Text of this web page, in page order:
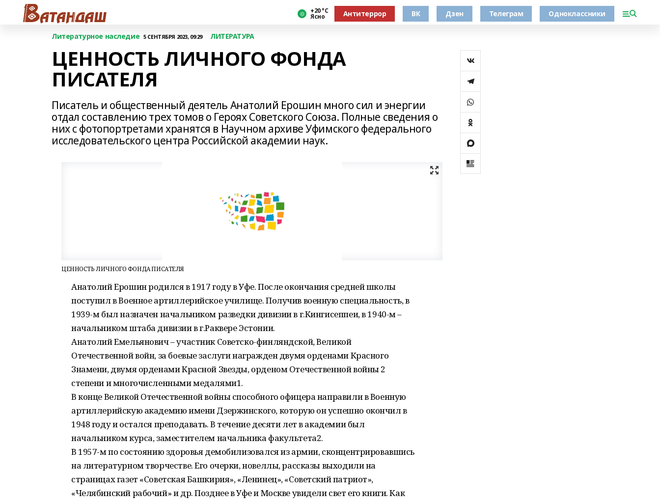
+20 °С
Ясно Антитеррор ВК Дзен Телеграм Одноклассники
Литературное наследие 5 СЕНТЯБРЯ 2023, 09:29 ЛИТЕРАТУРА
ЦЕННОСТЬ ЛИЧНОГО ФОНДА
ПИСАТЕЛЯ
Писатель и общественный деятель Анатолий Ерошин много сил и энергии
отдал составлению трех томов о Героях Советского Союза. Полные сведения о
них с фотопортретами хранятся в Научном архиве Уфимского федерального
исследовательского центра Российской академии наук.
ЦЕННОСТЬ ЛИЧНОГО ФОНДА ПИСАТЕЛЯ
Анатолий Ерошин родился в 1917 году в Уфе. После окончания средней школы
поступил в Военное артиллерийское училище. Получив военную специальность, в
1939-м был назначен начальником разведки дивизии в г.Кингисеппеи, в 1940-м –
начальником штаба дивизии в г.Раквере Эстонии.
Анатолий Емельянович – участник Советско-финляндской, Великой
Отечественной войн, за боевые заслуги награжден двумя орденами Красного
Знамени, двумя орденами Красной Звезды, орденом Отечественной войны 2
степени и многочисленными медалями1.
В конце Великой Отечественной войны способного офицера направили в Военную
артиллерийскую академию имени Дзержинского, которую он успешно окончил в
1948 году и остался преподавать. В течение десяти лет в академии был
начальником курса, заместителем начальника факультета2.
В 1957-м по состоянию здоровья демобилизовался из армии, сконцентрировавшись
на литературном творчестве. Его очерки, новеллы, рассказы выходили на
страницах газет «Советская Башкирия», «Ленинец», «Советский патриот»,
«Челябинский рабочий» и др. Позднее в Уфе и Москве увидели свет его книги. Как